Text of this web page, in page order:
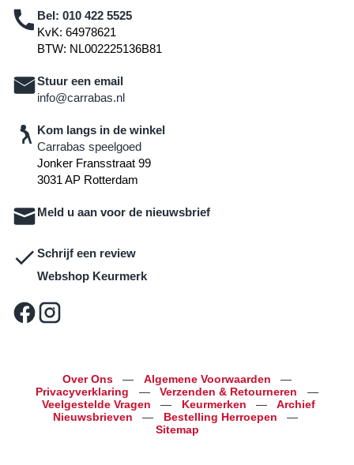
Bel: 010 422 5525
KvK: 64978621
BTW: NL002225136B81
Stuur een email
info@carrabas.nl
Kom langs in de winkel
Carrabas speelgoed
Jonker Fransstraat 99
3031 AP Rotterdam
Meld u aan voor de nieuwsbrief
Schrijf een review
Webshop Keurmerk
Over Ons — Algemene Voorwaarden
—
Privacyverklaring
— Verzenden & Retourneren
—
Veelgestelde Vragen
— Keurmerken —
Archief
Nieuwsbrieven
— Bestelling Herroepen
—
Sitemap